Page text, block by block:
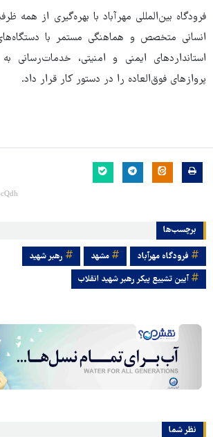
فرودگاه بین‌المللی مهرآباد با بهره‌گیری از همه
انسانی متخصص و هماهنگی مستمر با
استانداردهای ایمنی و امنیتی، خدمات‌رسانی
پروازهای فوق‌العاده را در دستور کار قرار داد.
برچسب‌ها
فرودگاه مهرآباد مشهد
رهبر شهید
آیین تشییع پیکر رهبر شهید انقلاب
نظر شما